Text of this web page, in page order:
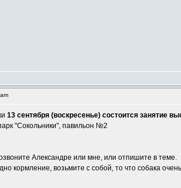
13 сентября (воскресенье) состоится занятие
"Сокольники", павильон №2
Александре или мне, или отпишите в теме.
кормление, возьмите с собой, то что собака